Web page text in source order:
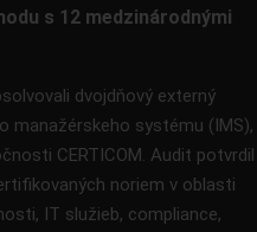
s 12 medzinárodnými
dvojdňový externý
manažérskeho systému (IMS),
CERTICOM. Audit potvrdil
noriem v oblasti
IT služieb, compliance,